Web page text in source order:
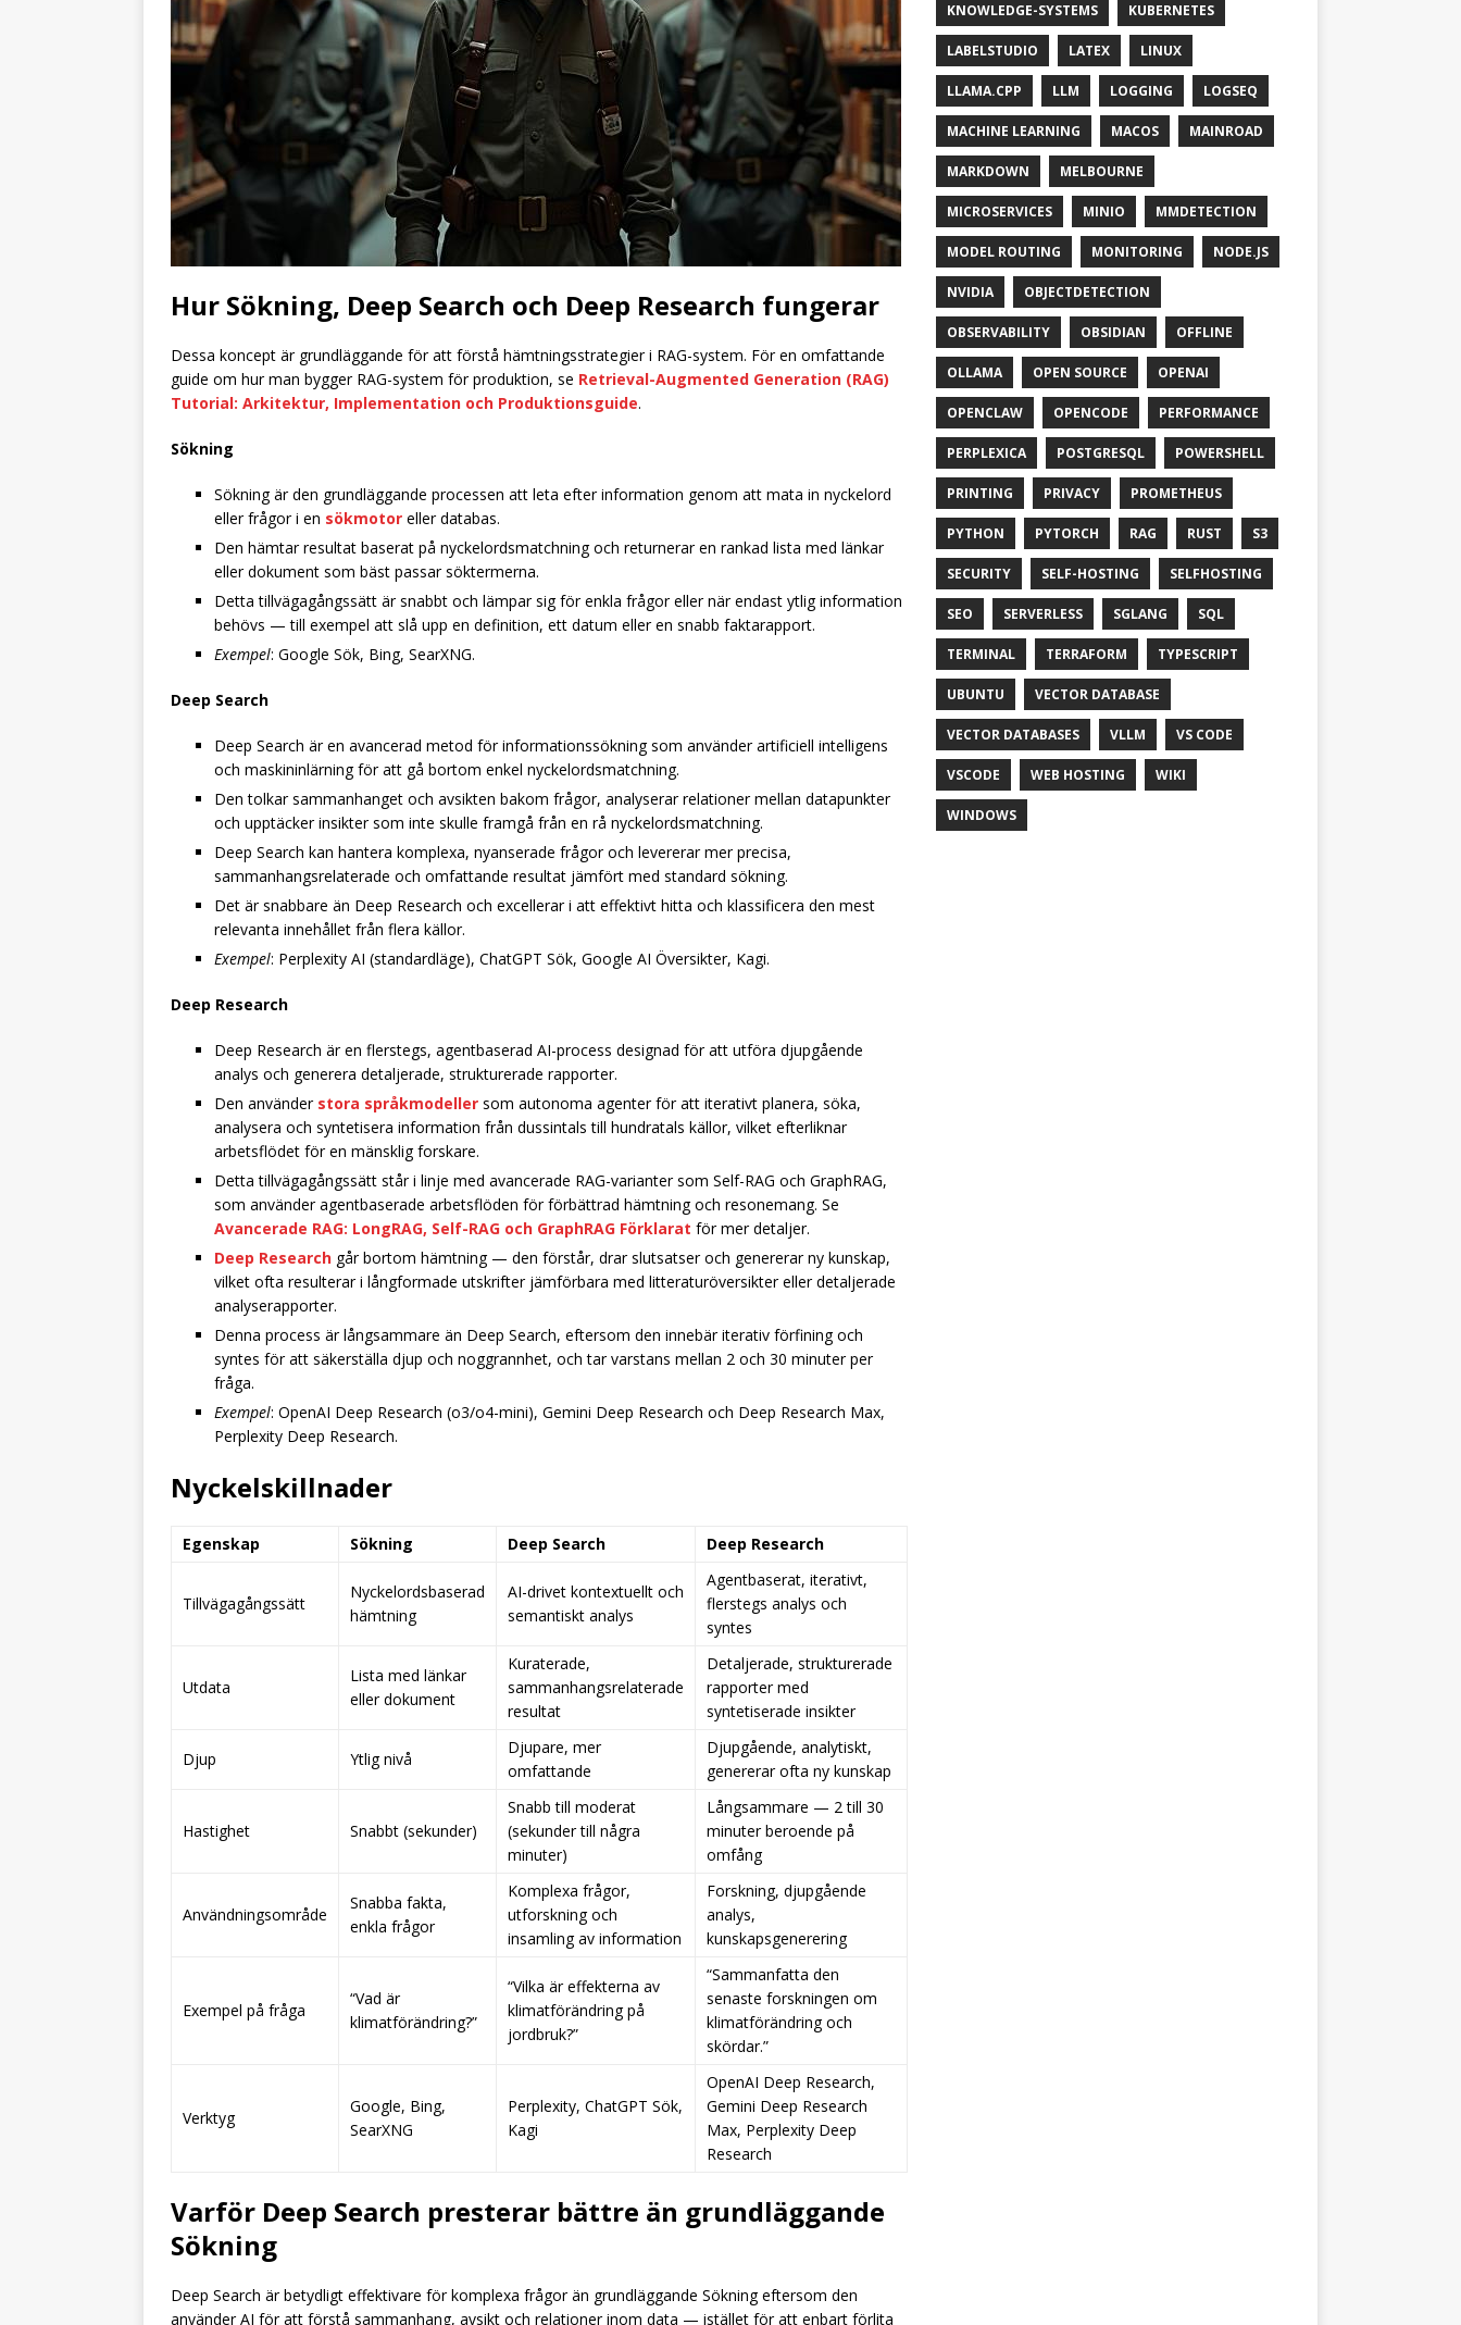
Hur Sökning, Deep Search och Deep Research fungerar
Dessa koncept är grundläggande för att förstå hämtningsstrategier i RAG-system. För en omfattande
guide om hur man bygger RAG-system för produktion, se Retrieval-Augmented Generation (RAG)
Tutorial: Arkitektur, Implementation och Produktionsguide.
Sökning
Sökning är den grundläggande processen att leta efter information genom att mata in nyckelord
eller frågor i en sökmotor eller databas.
Den hämtar resultat baserat på nyckelordsmatchning och returnerar en rankad lista med länkar
eller dokument som bäst passar söktermerna.
Detta tillvägagångssätt är snabbt och lämpar sig för enkla frågor eller när endast ytlig information
behövs — till exempel att slå upp en definition, ett datum eller en snabb faktarapport.
Exempel: Google Sök, Bing, SearXNG.
Deep Search
Deep Search är en avancerad metod för informationssökning som använder artificiell intelligens
och maskininlärning för att gå bortom enkel nyckelordsmatchning.
Den tolkar sammanhanget och avsikten bakom frågor, analyserar relationer mellan datapunkter
och upptäcker insikter som inte skulle framgå från en rå nyckelordsmatchning.
Deep Search kan hantera komplexa, nyanserade frågor och levererar mer precisa,
sammanhangsrelaterade och omfattande resultat jämfört med standard sökning.
Det är snabbare än Deep Research och excellerar i att effektivt hitta och klassificera den mest
relevanta innehållet från flera källor.
Exempel: Perplexity AI (standardläge), ChatGPT Sök, Google AI Översikter, Kagi.
Deep Research
Deep Research är en flerstegs, agentbaserad AI-process designad för att utföra djupgående
analys och generera detaljerade, strukturerade rapporter.
Den använder stora språkmodeller som autonoma agenter för att iterativt planera, söka,
analysera och syntetisera information från dussintals till hundratals källor, vilket efterliknar
arbetsflödet för en mänsklig forskare.
Detta tillvägagångssätt står i linje med avancerade RAG-varianter som Self-RAG och GraphRAG,
som använder agentbaserade arbetsflöden för förbättrad hämtning och resonemang. Se
Avancerade RAG: LongRAG, Self-RAG och GraphRAG Förklarat för mer detaljer.
Deep Research går bortom hämtning — den förstår, drar slutsatser och genererar ny kunskap,
vilket ofta resulterar i långformade utskrifter jämförbara med litteraturöversikter eller detaljerade
analyserapporter.
Denna process är långsammare än Deep Search, eftersom den innebär iterativ förfining och
syntes för att säkerställa djup och noggrannhet, och tar varstans mellan 2 och 30 minuter per
fråga.
Exempel: OpenAI Deep Research (o3/o4-mini), Gemini Deep Research och Deep Research Max,
Perplexity Deep Research.
Nyckelskillnader
Egenskap Sökning Deep Search Deep Research
Tillvägagångssätt
Nyckelordsbaserad
hämtning
AI-drivet kontextuellt och
semantiskt analys
Agentbaserat, iterativt,
flerstegs analys och
syntes
Utdata
Lista med länkar
eller dokument
Kuraterade,
sammanhangsrelaterade
resultat
Detaljerade, strukturerade
rapporter med
syntetiserade insikter
Djup Ytlig nivå
Djupare, mer
omfattande
Djupgående, analytiskt,
genererar ofta ny kunskap
Hastighet Snabbt (sekunder)
Snabb till moderat
(sekunder till några
minuter)
Långsammare — 2 till 30
minuter beroende på
omfång
Användningsområde
Snabba fakta,
enkla frågor
Komplexa frågor,
utforskning och
insamling av information
Forskning, djupgående
analys,
kunskapsgenerering
Exempel på fråga
“Vad är
klimatförändring?”
“Vilka är effekterna av
klimatförändring på
jordbruk?”
“Sammanfatta den
senaste forskningen om
klimatförändring och
skördar.”
Verktyg
Google, Bing,
SearXNG
Perplexity, ChatGPT Sök,
Kagi
OpenAI Deep Research,
Gemini Deep Research
Max, Perplexity Deep
Research
Varför Deep Search presterar bättre än grundläggande
Sökning
Deep Search är betydligt effektivare för komplexa frågor än grundläggande Sökning eftersom den
använder AI för att förstå sammanhang, avsikt och relationer inom data — istället för att enbart förlita
KNOWLEDGE-SYSTEMS KUBERNETES
LABELSTUDIO LATEX LINUX
LLAMA.CPP LLM LOGGING LOGSEQ
MACHINE LEARNING MACOS MAINROAD
MARKDOWN MELBOURNE
MICROSERVICES MINIO MMDETECTION
MODEL ROUTING MONITORING NODE.JS
NVIDIA OBJECTDETECTION
OBSERVABILITY OBSIDIAN OFFLINE
OLLAMA OPEN SOURCE OPENAI
OPENCLAW OPENCODE PERFORMANCE
PERPLEXICA POSTGRESQL POWERSHELL
PRINTING PRIVACY PROMETHEUS
PYTHON PYTORCH RAG RUST S3
SECURITY SELF-HOSTING SELFHOSTING
SEO SERVERLESS SGLANG SQL
TERMINAL TERRAFORM TYPESCRIPT
UBUNTU VECTOR DATABASE
VECTOR DATABASES VLLM VS CODE
VSCODE WEB HOSTING WIKI
WINDOWS